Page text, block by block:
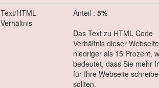
Text/HTML
Verhältnis
Anteil :5%
Das Text zu HTML Code
Verhältnis dieser
niedriger als 15 Prozent,
bedeutet, dass Sie mehr
für Ihre Webseite
sollten.